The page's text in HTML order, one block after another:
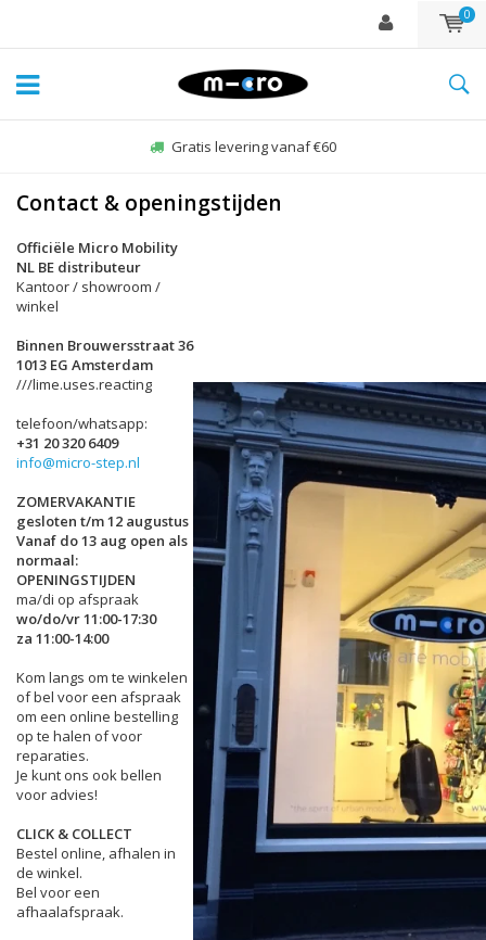
0
Gratis levering vanaf €60
Contact & openingstijden
Officiële Micro Mobility
NL BE distributeur
Kantoor / showroom /
winkel
Binnen Brouwersstraat 36
1013 EG Amsterdam
///lime.uses.reacting
telefoon/whatsapp:
+31 20 320 6409
info@micro-step.nl
ZOMERVAKANTIE
gesloten t/m 12 augustus
Vanaf do 13 aug open als
normaal:
OPENINGSTIJDEN
ma/di op afspraak
wo/do/vr 11:00-17:30
za 11:00-14:00
Kom langs om te winkelen
of bel voor een afspraak
om een online bestelling
op te halen of voor
reparaties.
Je kunt ons ook bellen
voor advies!
CLICK & COLLECT
Bestel online, afhalen in
de winkel.
Bel voor een
afhaalafspraak.